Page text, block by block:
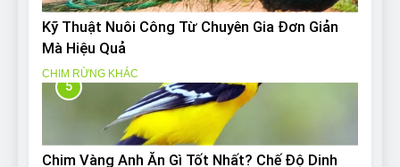
Kỹ Thuật Nuôi Công Từ Chuyên Gia Đơn Giản
Mà Hiệu Quả
CHIM RỪNG KHÁC
5
Chim Vàng Anh Ăn Gì Tốt Nhất? Chế Độ Dinh